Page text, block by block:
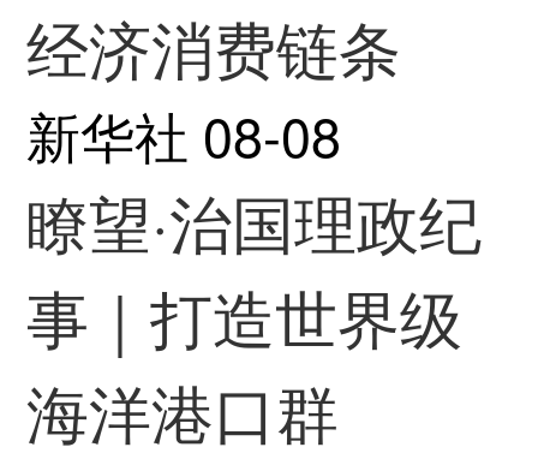
经济消费链条
新华社 08-08
瞭望·治国理政纪
事｜打造世界级
海洋港口群